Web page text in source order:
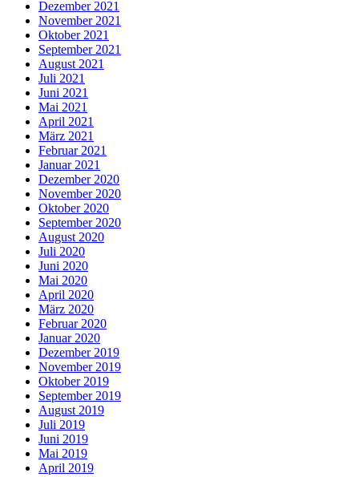
Dezember 2021
November 2021
Oktober 2021
September 2021
August 2021
Juli 2021
Juni 2021
Mai 2021
April 2021
März 2021
Februar 2021
Januar 2021
Dezember 2020
November 2020
Oktober 2020
September 2020
August 2020
Juli 2020
Juni 2020
Mai 2020
April 2020
März 2020
Februar 2020
Januar 2020
Dezember 2019
November 2019
Oktober 2019
September 2019
August 2019
Juli 2019
Juni 2019
Mai 2019
April 2019